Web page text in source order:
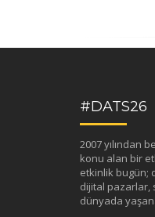
#DATS26
2007 yılından
konu alan bir
etkinlik bugün;
dijital pazarlar,
dünyada